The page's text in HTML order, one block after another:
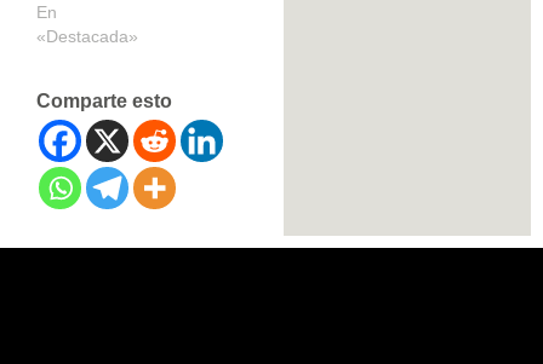
En
«Destacada»
Comparte esto